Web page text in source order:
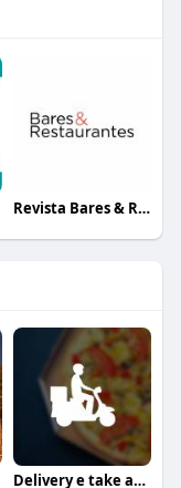
Revista Bares & Restaurantes
Delivery e take away